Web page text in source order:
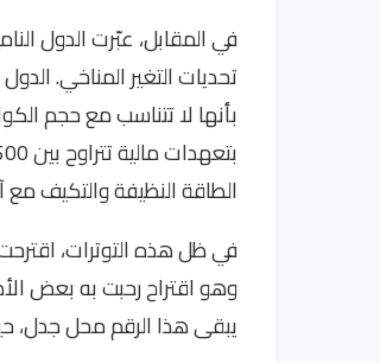
في المقابل، عبّرت الدول
تحديات التغير المناخي.
بأنها لا تتناسب مع حجم
الطاقة النظيفة والتكيف مع
وهو اقتراح رحبت به بعض
يبقى هذا الرقم محل جدل،